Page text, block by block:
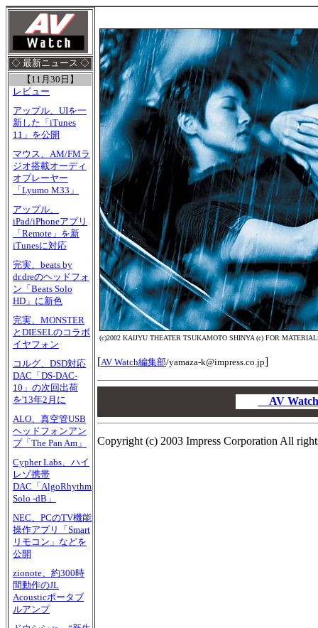
◇ 最新ニュース ◇
【11月30日】
レビュー
アップル、UIを一
新した「iTunes
11」を公開
マウス、AM/FMラ
ジオ搭載オーディ
オプレーヤー
「Lyumo M33」
アップル、
iPad/iPhoneアプリ
「Remote」を新
iTunesに対応
完実、beats by
dr.dreのヘッドフォ
ン「Beats Solo
HD」に新色
完実、MONSTER
とDIESELのコラボ
イヤフォン
コルグ、DSD対応
DAC「DS-DAC-
10」の次回出荷
を'13年2月に
ALO、真空管USB
ヘッドフォンアン
プ「The Pan Am」
Cypher Labs、ハイ
レゾ携帯
DAC「AlgoRhythm
Solo -dB」
NEC、PCのTV機能
操作アプリ「Smart
リモコン」などを
公開
zionote、約300時
間動作のJL
Acousticポータブ
ルアンプ
(c)2002 KAIJYU THEATER TSUKAMOTO SHINYA (c) FOR
[AV Watch編集部/yamaza-k@impress.co.jp]
AV
Copyright (c) 2003 Impress Corporation All